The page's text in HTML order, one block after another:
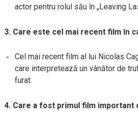
actor pentru rolul său în „Leaving
3. Care este cel mai recent film în
Cel mai recent film al lui Nicolas
care interpretează un vânător de
furat.
4. Care a fost primul film important